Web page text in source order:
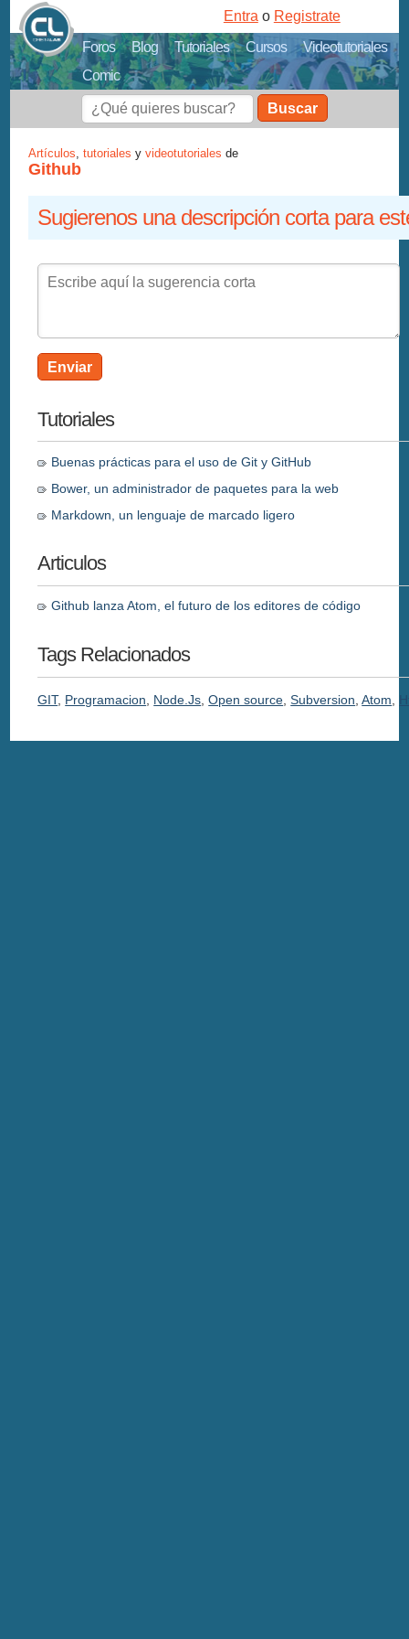
Foros Blog Tutoriales Cursos
Videotutoriales
Comic
Entra o Registrate
Buscar
Artículos,tutoriales yvideotutoriales de
Github
Sugierenos una descripción corta para
Enviar
Tutoriales
Buenas prácticas para el uso de Git y GitHub
Bower, un administrador de paquetes para la web
Markdown, un lenguaje de marcado ligero
Articulos
Github lanza Atom, el futuro de los editores de código
Tags Relacionados
GIT, Programacion Node.Js ,Open source ,Subversion ,Atom